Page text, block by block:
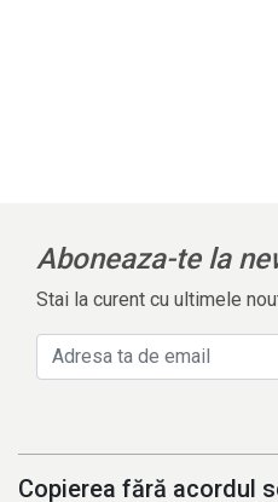
Aboneaza-te la
Stai la curent cu ultimele
Copierea fără acordul